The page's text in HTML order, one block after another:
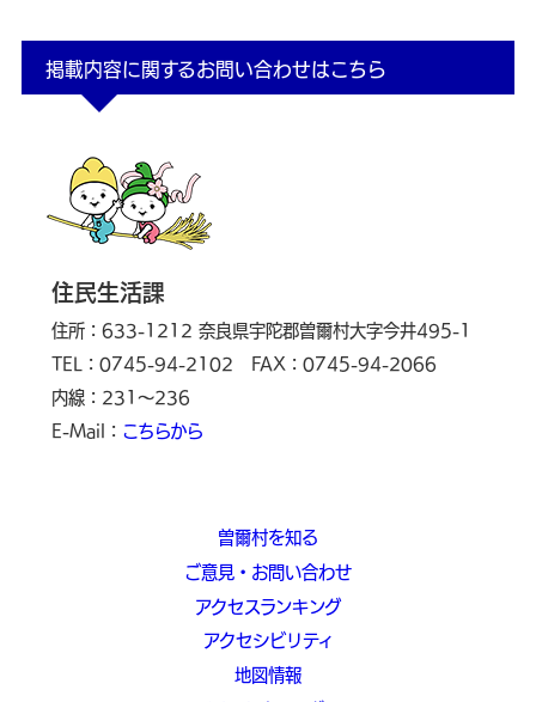
掲載内容に関するお問い合わせはこちら
住民生活課
住所：633-1212 奈良県宇陀郡曽爾村大字今井495-1
TEL：0745-94-2102
FAX：0745-94-2066
内線：231～236
E-Mail： こちらから
曽爾村を知る
ご意見・お問い合わせ
アクセスランキング
アクセシビリティ
地図情報